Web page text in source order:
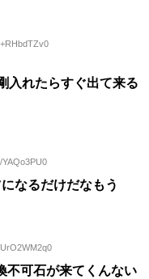
入れたらすぐ出て来る
なるだけだなもう
不可石が来てくんない